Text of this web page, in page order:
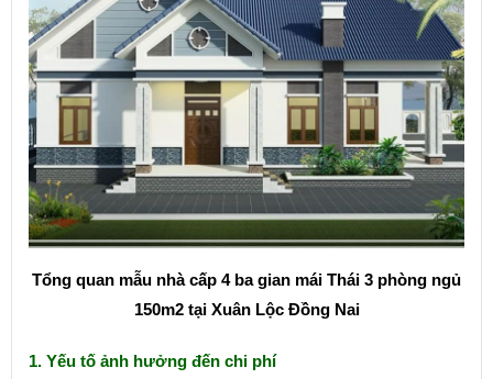
Tổng quan mẫu nhà cấp 4 ba gian mái Thái 3 phòng ngủ
150m2 tại Xuân Lộc Đồng Nai
1. Yếu tố ảnh hưởng đến chi phí